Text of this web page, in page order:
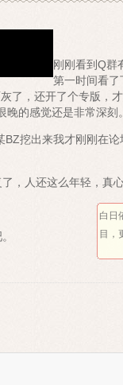
刚刚看到Q群
第一时间看
了，还开了个专版，
的感觉还是非常深刻。
挖出来我才刚刚在
，人还这么年轻，真心
白日
目，